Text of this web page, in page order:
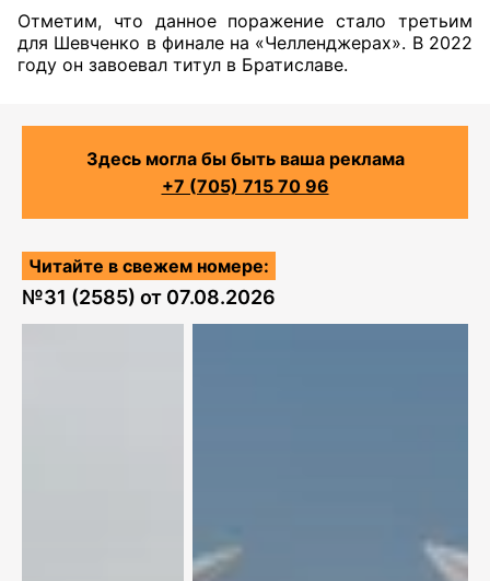
Отметим, что данное поражение стало третьим
для Шевченко в финале на «Челленджерах». В 2022
году он завоевал титул в Братиславе.
Здесь могла бы быть ваша реклама
+7 (705) 715 70 96
Читайте в свежем номере:
№31 (2585) от 07.08.2026